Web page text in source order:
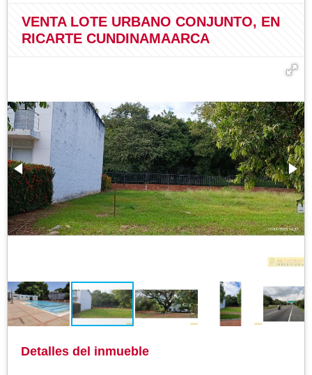
VENTA LOTE URBANO CONJUNTO, EN
RICARTE CUNDINAMAARCA
Detalles del inmueble